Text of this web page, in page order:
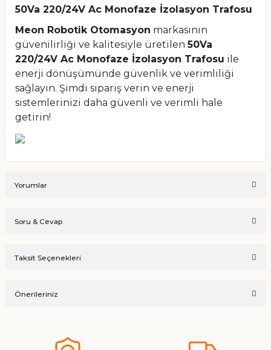
50Va 220/24V Ac Monofaze İzolasyon Trafosu
Meon Robotik Otomasyon markasının
güvenilirliği ve kalitesiyle üretilen50Va
220/24V Ac Monofaze İzolasyon Trafosu ile
enerji dönüşümünde güvenlik ve verimliliği
sağlayın. Şimdi sipariş verin ve enerji
sistemlerinizi daha güvenli ve verimli hale
getirin!
Yorumlar
Soru & Cevap
Taksit Seçenekleri
Önerileriniz
konularda yetersiz gördüğünüz noktaları öneri formunu